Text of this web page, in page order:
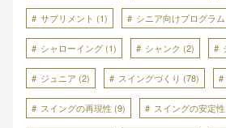
サプリメント (1) シニア向けプログラム
シャローイング (1) シャンク (2)
ジュニア (2) スイングづくり (78)
スイングの再現性 (9) スイングの安定性